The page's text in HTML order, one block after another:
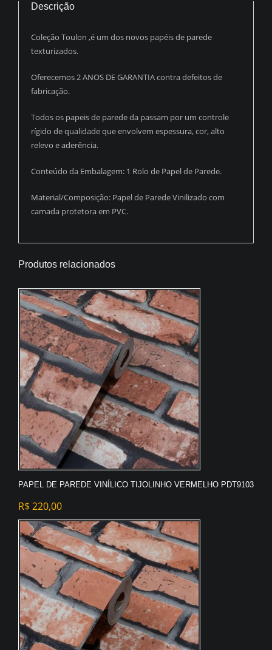
Descrição
Coleção Toulon ,é um dos novos papéis de parede
texturizados.
Oferecemos 2 ANOS DE GARANTIA contra defeitos de
fabricação.
Todos os papeis de parede da passam por um controle
rígido de qualidade que envolvem espessura, cor, alto
relevo e aderência.
Conteúdo da Embalagem: 1 Rolo de Papel de Parede.
Material/Composição: Papel de Parede Vinilizado com
camada protetora em PVC.
Produtos relacionados
PAPEL DE PAREDE VINÍLICO TIJOLINHO VERMELHO PDT9103
R$ 220,00